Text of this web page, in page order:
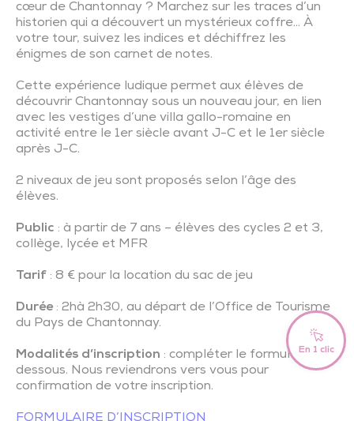
En 1 clic
cœur de Chantonnay ? Marchez sur les traces d’un
historien qui a découvert un mystérieux coffre… À
votre tour, suivez les indices et déchiffrez les
énigmes de son carnet de notes.
Cette expérience ludique permet aux élèves de
découvrir Chantonnay sous un nouveau jour, en lien
avec les vestiges d’une villa gallo-romaine en
activité entre le 1er siècle avant J-C et le 1er siècle
après J-C.
2 niveaux de jeu sont proposés selon l’âge des
élèves.
Public : à partir de 7 ans – élèves des cycles 2 et 3,
collège, lycée et MFR
Tarif : 8 € pour la location du sac de jeu
Durée : 2hà 2h30, au départ de l’Office de Tourisme
du Pays de Chantonnay.
Modalités d’inscription : compléter le formulaire ci-
dessous. Nous reviendrons vers vous pour
confirmation de votre inscription.
FORMULAIRE D’INSCRIPTION